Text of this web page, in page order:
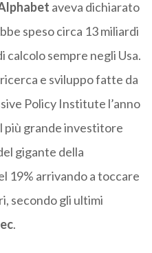
aveva dichiarato
speso circa 13 miliardi
sempre negli Usa.
e sviluppo fatte da
Policy Institute l’anno
più grande investitore
gigante della
19% arrivando a toccare
secondo gli ultimi
.